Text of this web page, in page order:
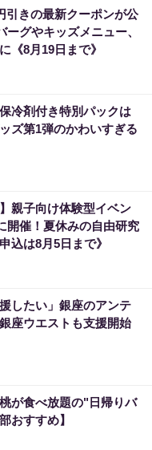
引きの最新クーポンが公
グやキッズメニュー、
《8月19日まで》
冷剤付き特別パックは
ズ第1弾のかわいすぎる
親子向け体験型イベン
開催！夏休みの自由研究
込は8月5日まで》
したい」銀座のアンテ
座ウエストも支援開始
が食べ放題の"日帰りバ
おすすめ】